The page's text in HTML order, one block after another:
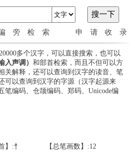
旁检索 申请收录
多个汉字，可以直接搜索，也可以
入声调） 和部首检索，而且不但可以方
关解释，还可以查询到汉字的读音、笔
可以查询到汉字的字源（汉字起源来
笔编码、仓颉编码、郑码、Unicode编
】:忄 【总笔画数】:12